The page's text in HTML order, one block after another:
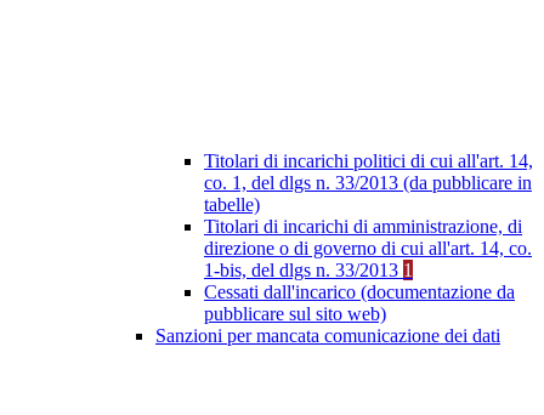
Titolari di incarichi politici di cui all'art. 14,
co. 1, del dlgs n. 33/2013 (da pubblicare in
tabelle)
Titolari di incarichi di amministrazione, di
direzione o di governo di cui all'art. 14, co.
1-bis, del dlgs n. 33/2013 1
Cessati dall'incarico (documentazione da
pubblicare sul sito web)
Sanzioni per mancata comunicazione dei dati